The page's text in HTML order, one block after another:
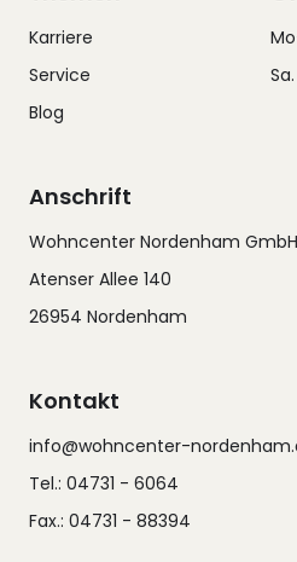
Karriere
Service
Blog
Anschrift
Wohncenter Nordenham GmbH
Atenser Allee 140
26954 Nordenham
Kontakt
info@wohncenter-
Tel.: 04731 - 6064
Fax.: 04731 - 88394